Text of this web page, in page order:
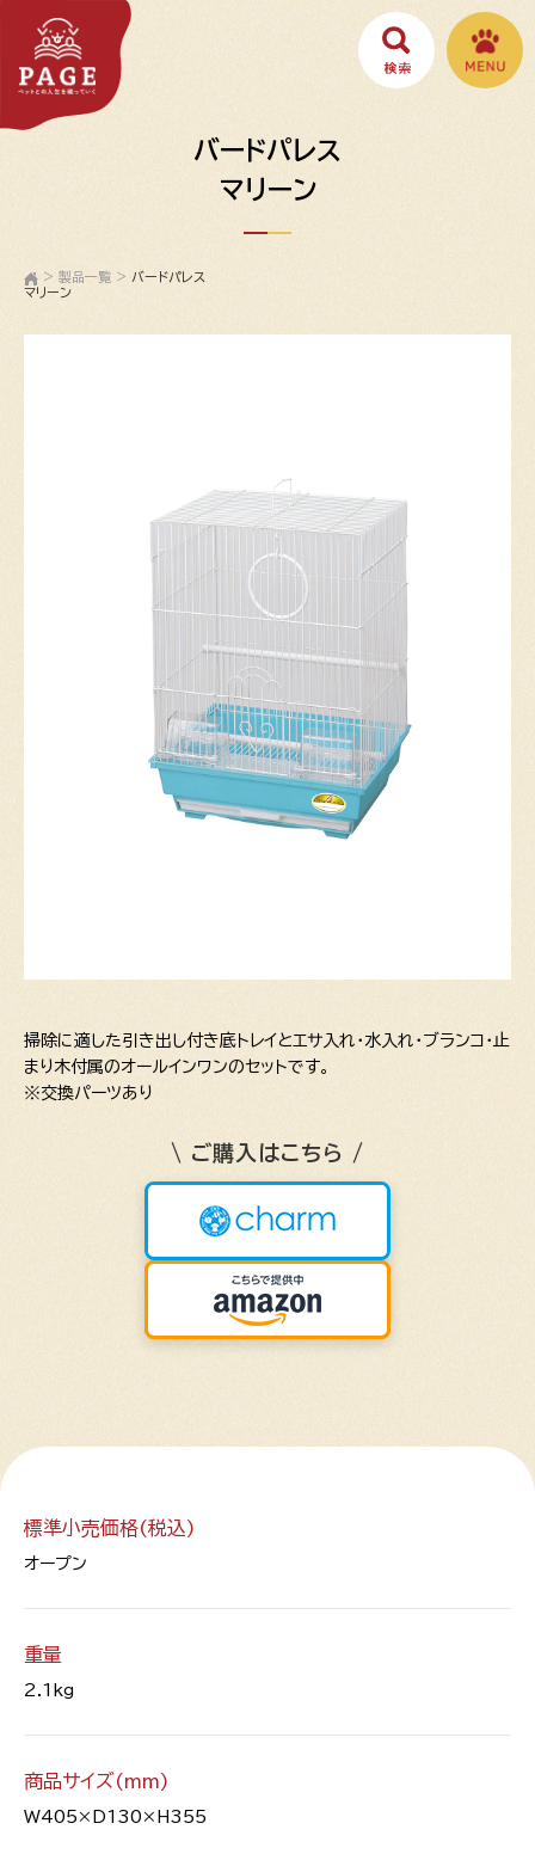
バードパレス
マリーン
> 製品一覧 > バードパレス
マリーン
掃除に適した引き出し付き底トレイとエサ入れ・水入れ・ブランコ・止
まり木付属のオールインワンのセットです。
※交換パーツあり
\ ご購入はこちら /
標準小売価格(税込)
オープン
重量
2.1kg
商品サイズ(mm)
W405×D130×H355